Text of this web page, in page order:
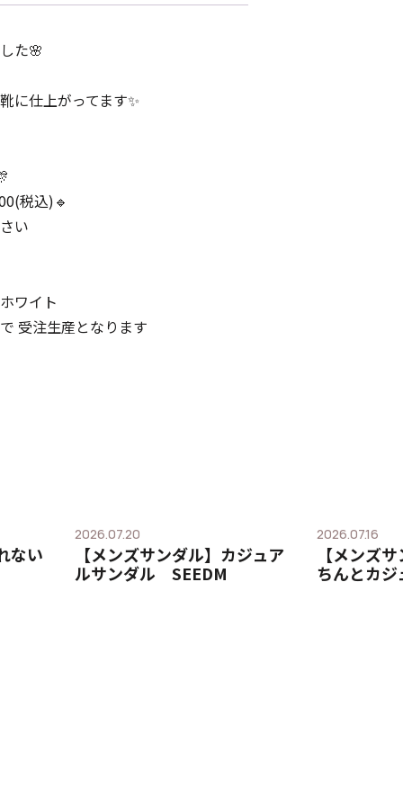
た🌸
に仕上がってます✨
税込)🔹
い
ワイト
受注生産となります
ない
2026.07.20
【メンズサンダル】カジュア
ルサンダル SEEDM
2026.07.16
【メンズ
ちんとカ